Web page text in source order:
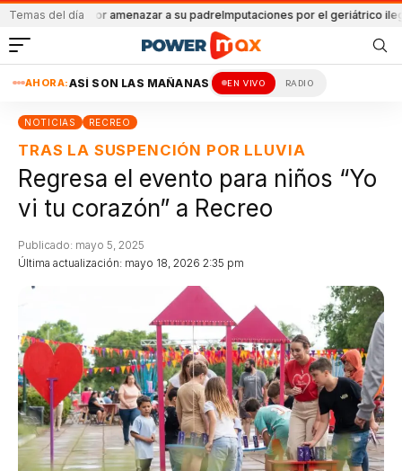
Temas del díapor amenazar a su padreImputaciones por el geriátrico ilegal
AHORA:ASÍ SON LAS MAÑANAS EN VIVO RADIO
NOTICIAS RECREO
TRAS LA SUSPENCIÓN POR LLUVIA
Regresa el evento para niños “Yo
vi tu corazón” a Recreo
Última actualización: mayo 18, 2026 2:35 pm
Publicado: mayo 5, 2025